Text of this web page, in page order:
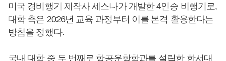
미국 경비행기 제작사 세스나가 개발한 4인승 비행기로,
대학 측은 2026년 교육 과정부터 이를 본격 활용한다는
방침을 정했다.
국내 대학 중 두 번째로 항공운항학과를 설립한 한서대